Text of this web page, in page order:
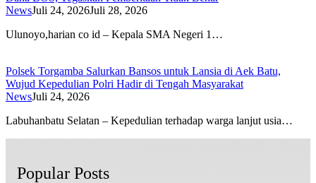
NewsJuli 24, 2026Juli 28, 2026
Ulunoyo,harian co id – Kepala SMA Negeri 1…
Polsek Torgamba Salurkan Bansos untuk Lansia di Aek Batu,
Wujud Kepedulian Polri Hadir di Tengah Masyarakat
NewsJuli 24, 2026
Labuhanbatu Selatan – Kepedulian terhadap warga lanjut usia…
Popular Posts